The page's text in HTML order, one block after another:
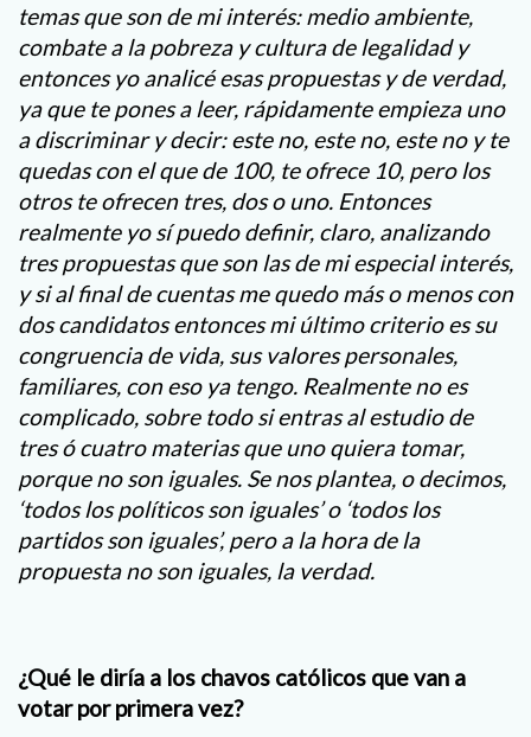
temas que son de mi interés: medio ambiente,
combate a la pobreza y cultura de legalidad y
entonces yo analicé esas propuestas y de verdad,
ya que te pones a leer, rápidamente empieza uno
a discriminar y decir: este no, este no, este no y te
quedas con el que de 100, te ofrece 10, pero los
otros te ofrecen tres, dos o uno. Entonces
realmente yo sí puedo definir, claro, analizando
tres propuestas que son las de mi especial interés,
y si al final de cuentas me quedo más o menos con
dos candidatos entonces mi último criterio es su
congruencia de vida, sus valores personales,
familiares, con eso ya tengo. Realmente no es
complicado, sobre todo si entras al estudio de
tres ó cuatro materias que uno quiera tomar,
porque no son iguales. Se nos plantea, o decimos,
‘todos los políticos son iguales’ o ‘todos los
partidos son iguales’, pero a la hora de la
propuesta no son iguales, la verdad.
¿Qué le diría a los chavos católicos que van a
votar por primera vez?